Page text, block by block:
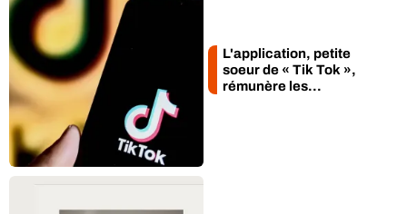
L'application, petite
soeur de « Tik Tok »,
rémunère les...